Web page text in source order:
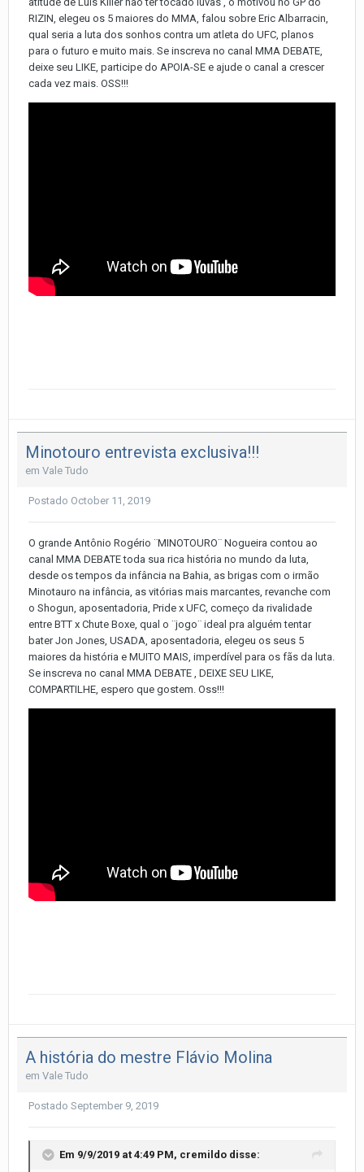
RIZIN, elegeu os 5 maiores do MMA, falou sobre Eric Albarracin,
qual seria a luta dos sonhos contra um atleta do UFC, planos
para o futuro e muito mais. Se inscreva no canal MMA DEBATE,
deixe seu LIKE, participe do APOIA-SE e ajude o canal a crescer
cada vez mais. OSS!!!
Minotouro entrevista exclusiva!!!
em Vale Tudo
Postado October 11, 2019
O grande Antônio Rogério ¨MINOTOURO¨ Nogueira contou ao
canal MMA DEBATE toda sua rica história no mundo da luta,
desde os tempos da infância na Bahia, as brigas com o irmão
Minotauro na infância, as vitórias mais marcantes, revanche com
o Shogun, aposentadoria, Pride x UFC, começo da rivalidade
entre BTT x Chute Boxe, qual o ¨jogo¨ ideal pra alguém tentar
bater Jon Jones, USADA, aposentadoria, elegeu os seus 5
maiores da história e MUITO MAIS, imperdível para os fãs da luta.
Se inscreva no canal MMA DEBATE , DEIXE SEU LIKE,
COMPARTILHE, espero que gostem. Oss!!!
A história do mestre Flávio Molina
em Vale Tudo
Postado September 9, 2019
Em 9/9/2019 at 4:49 PM, cremildo disse: